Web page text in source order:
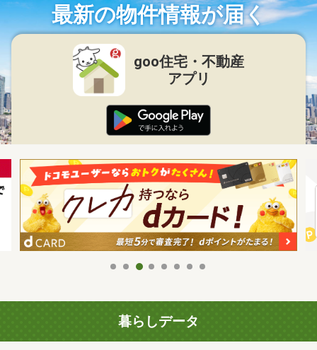
最新の物件情報が届く
goo住宅・不動産
アプリ
暮らしデータ